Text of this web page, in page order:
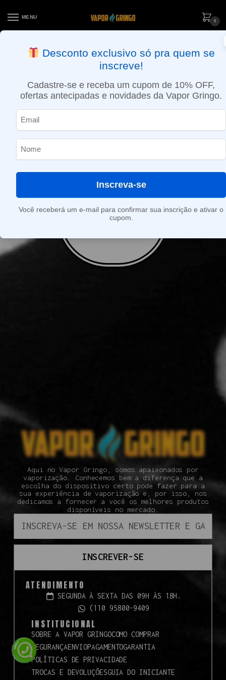
MENU
0
APROVADOS ATÉ 15:30 VIA MOTOBOY
2.5ml
Aqui no Vapor Gringo, somos apaixonados por
vaporização. Conhecemos bem a diferença que a
escolha do dispositivo certo pode fazer para a
sua experiência de vaporização e, por isso, nos
dedicamos a fornecer a você os melhores produtos
disponíveis no mercado.
INSCREVER-SE
ATENDIMENTO
SEGUNDA À SEXTA DAS 09H ÀS 18H.
(110 95800-9409
INSTITUCIONAL
SOBRE A VAPOR GRINGOCOMO COMPRAR
SEGURANÇAENVIOPAGAMENTOGARANTIA
POLÍTICAS DE PRIVACIDADE
TROCAS E DEVOLUÇÕESGUIA DO INICIANTE
Desconto exclusivo só pra quem se
inscreve!
Cadastre-se e receba um cupom de 10% OFF,
ofertas antecipadas e novidades da Vapor Gringo.
Inscreva-se
Você receberá um e-mail para confirmar sua inscrição e ativar o
cupom.